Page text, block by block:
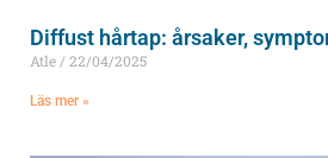
Diffust hårtap: årsaker,
Atle 22/04/2025
Läs mer »